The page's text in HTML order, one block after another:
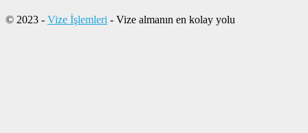
© 2023 - Vize İşlemleri - Vize almanın en kolay yolu